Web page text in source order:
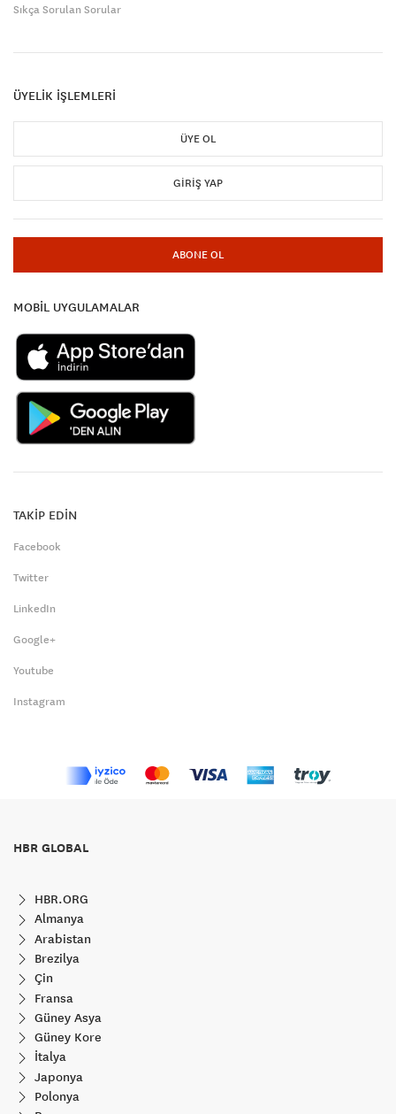
Sıkça Sorulan Sorular
ÜYELİK İŞLEMLERİ
ÜYE OL
GIRIŞ YAP
ABONE OL
MOBİL UYGULAMALAR
TAKİP EDİN
Facebook
Twitter
LinkedIn
Google+
Youtube
Instagram
HBR GLOBAL
HBR.ORG
Almanya
Arabistan
Brezilya
Çin
Fransa
Güney Asya
Güney Kore
İtalya
Japonya
Polonya